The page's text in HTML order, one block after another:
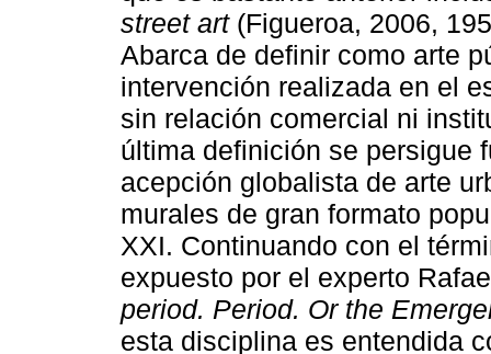
street art(Figueroa, 2006,
Abarca de definir como arte
intervención realizada en el
sin relación comercial ni
última definición se persigue
acepción globalista de arte
murales de gran formato
XXI. Continuando con el
expuesto por el experto
period. Period. Or the
esta disciplina es entendida